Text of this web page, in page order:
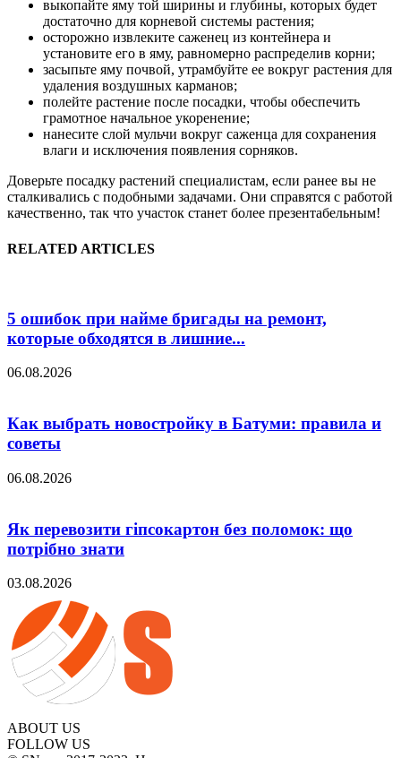
выкопайте яму той ширины и глубины, которых будет
достаточно для корневой системы растения;
осторожно извлеките саженец из контейнера и
установите его в яму, равномерно распределив корни;
засыпьте яму почвой, утрамбуйте ее вокруг растения для
удаления воздушных карманов;
полейте растение после посадки, чтобы обеспечить
грамотное начальное укоренение;
нанесите слой мульчи вокруг саженца для сохранения
влаги и исключения появления сорняков.
Доверьте посадку растений специалистам, если ранее вы не
сталкивались с подобными задачами. Они справятся с работой
качественно, так что участок станет более презентабельным!
RELATED ARTICLES
5 ошибок при найме бригады на ремонт,
которые обходятся в лишние...
06.08.2026
Как выбрать новостройку в Батуми: правила и
советы
06.08.2026
Як перевозити гіпсокартон без поломок: що
потрібно знати
03.08.2026
ABOUT US
FOLLOW US